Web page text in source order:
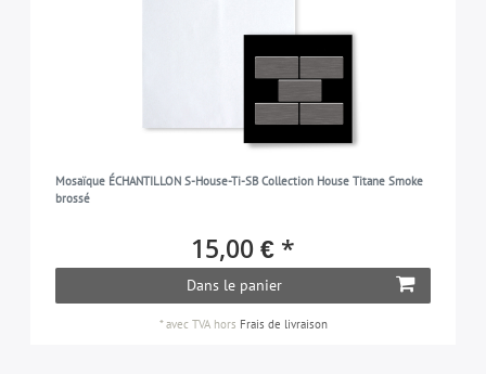
Mosaïque ÉCHANTILLON S-House-Ti-SB Collection House Titane Smoke
brossé
15,00 € *
Dans le panier
*avec TVAhors Frais de livraison